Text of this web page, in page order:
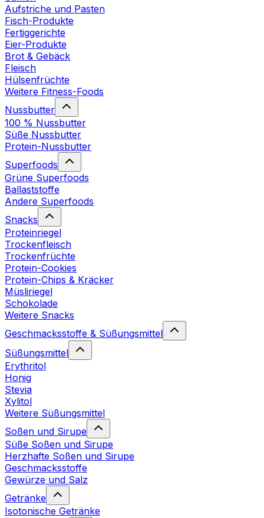
Aufstriche und Pasten
Fisch-Produkte
Fertiggerichte
Eier-Produkte
Brot & Gebäck
Fleisch
Hülsenfrüchte
Weitere Fitness-Foods
Nussbutter
100 % Nussbutter
Süße Nussbutter
Protein-Nussbutter
Superfoods
Grüne Superfoods
Ballaststoffe
Andere Superfoods
Snacks
Proteinriegel
Trockenfleisch
Trockenfrüchte
Protein-Cookies
Protein-Chips & Kräcker
Müsliriegel
Schokolade
Weitere Snacks
Geschmacksstoffe & Süßungsmittel
Süßungsmittel
Erythritol
Honig
Stevia
Xylitol
Weitere Süßungsmittel
Soßen und Sirupe
Süße Soßen und Sirupe
Herzhafte Soßen und Sirupe
Geschmacksstoffe
Gewürze und Salz
Getränke
Isotonische Getränke